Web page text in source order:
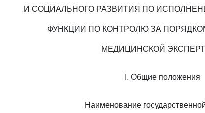
И СОЦИАЛЬНОГО РАЗВИТИЯ ПО
ФУНКЦИИ ПО КОНТРОЛЮ ЗА
МЕДИЦИНСКОЙ
I. Общие положения
Наименование